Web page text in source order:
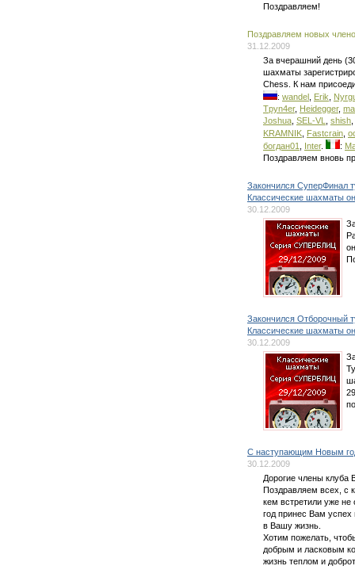
Поздравляем!
Поздравляем новых
31.12.2009
За вчерашний день
шахматы
Chess. К нам
: wandel Erik
Tpyn4er, Heidegger,
Joshua SEL-VL shish
KRAMNIK Fastcrain
богдан01
Inter. :
Поздравляем вновь
Закончился СуперФинал
Классические шахматы
30.12.2009
Закончился Отборочный
Классические шахматы
30.12.2009
С наступающим Новым
30.12.2009
Дорогие члены клуба
Поздравляем всех, с
кем встретили уже
год принес Вам
в Вашу жизнь.
Хотим пожелать,
добрым и ласковым
жизнь теплом и